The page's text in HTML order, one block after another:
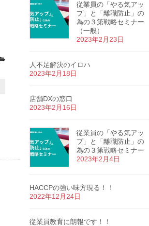
従業員の「やる気アッ
プ」と「離職防止」の
為の３第戦略セミナー
（一般）
2023年2月23日
人不足解決のイロハ
2023年2月18日
店舗DXの窓口
2023年2月16日
従業員の「やる気アッ
プ」と「離職防止」の
為の３第戦略セミナー
2023年2月4日
HACCPの強い味方現る！！
2022年12月24日
従業員教育に朗報です！！